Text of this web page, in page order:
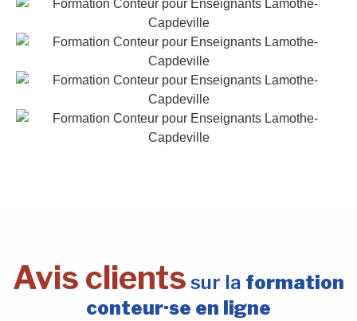
Avis clients sur la formation
conteur·se en ligne